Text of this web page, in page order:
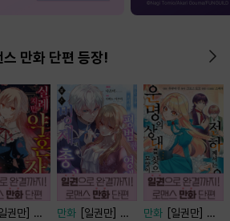
스 만화 단편 등장!
권만] 실
만화
[일권만] 모
만화
[일권만] 전